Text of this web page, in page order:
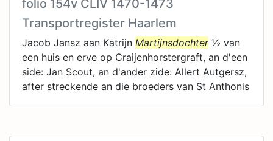
folio 154v CLIV 1470-1473
Transportregister Haarlem
Jacob Jansz aan Katrijn Martijnsdochter½ van
een huis en erve op Craijenhorstergraft, an d'een
side: Jan Scout, an d'ander zide: Allert Autgersz,
after streckende an die broeders van St Anthonis